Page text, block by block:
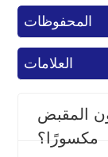
المحفوظات
العلامات
المقبض
مكسورًا؟